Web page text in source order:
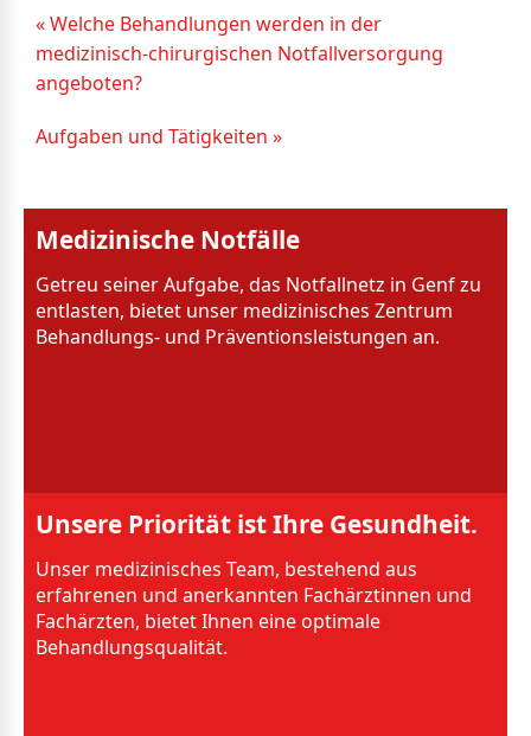
« Welche Behandlungen werden in der
medizinisch-chirurgischen Notfallversorgung
angeboten?
Aufgaben und Tätigkeiten »
Medizinische Notfälle
Getreu seiner Aufgabe, das Notfallnetz in Genf zu
entlasten, bietet unser medizinisches Zentrum
Behandlungs- und Präventionsleistungen an.
Unsere Priorität ist Ihre Gesundheit.
Unser medizinisches Team, bestehend aus
erfahrenen und anerkannten Fachärztinnen und
Fachärzten, bietet Ihnen eine optimale
Behandlungsqualität.